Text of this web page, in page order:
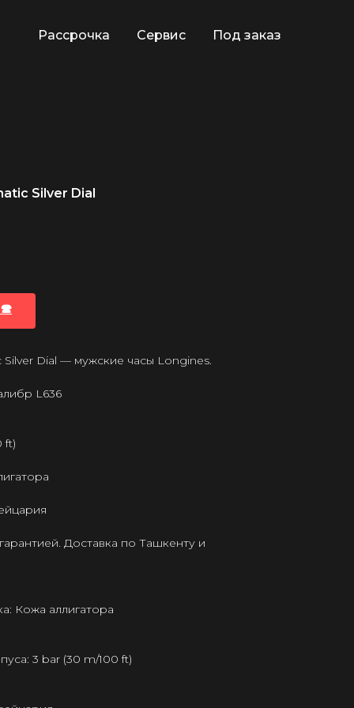
Рассрочка Сервис Под заказ
Silver Dial
🕿
Dial — мужские часы Longines.
L636
ft)
Доставка по Ташкенту и
Кожа аллигатора
3 bar (30 m/100 ft)